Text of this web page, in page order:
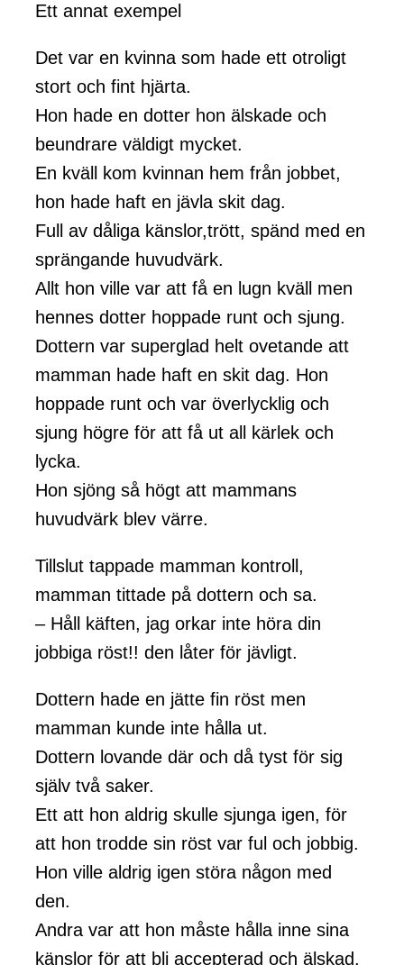
Ett annat exempel
Det var en kvinna som hade ett otroligt
stort och fint hjärta.
Hon hade en dotter hon älskade och
beundrare väldigt mycket.
En kväll kom kvinnan hem från jobbet,
hon hade haft en jävla skit dag.
Full av dåliga känslor,trött, spänd med en
sprängande huvudvärk.
Allt hon ville var att få en lugn kväll men
hennes dotter hoppade runt och sjung.
Dottern var superglad helt ovetande att
mamman hade haft en skit dag. Hon
hoppade runt och var överlycklig och
sjung högre för att få ut all kärlek och
lycka.
Hon sjöng så högt att mammans
huvudvärk blev värre.
Tillslut tappade mamman kontroll,
mamman tittade på dottern och sa.
– Håll käften, jag orkar inte höra din
jobbiga röst!! den låter för jävligt.
Dottern hade en jätte fin röst men
mamman kunde inte hålla ut.
Dottern lovande där och då tyst för sig
själv två saker.
Ett att hon aldrig skulle sjunga igen, för
att hon trodde sin röst var ful och jobbig.
Hon ville aldrig igen störa någon med
den.
Andra var att hon måste hålla inne sina
känslor för att bli accepterad och älskad.